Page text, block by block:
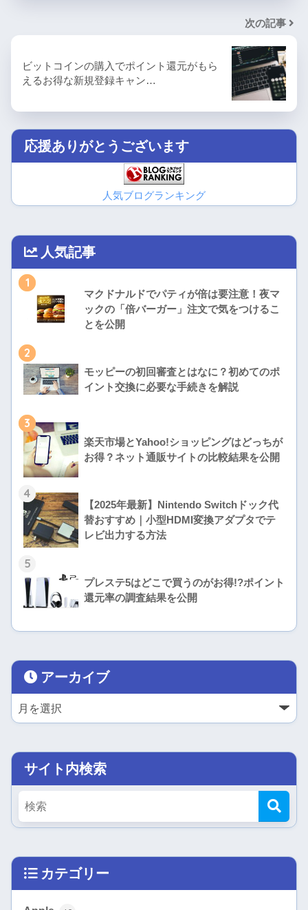
次の記事
ビットコインの購入でポイント還元がもら
えるお得な新規登録キャン…
応援ありがとうございます
人気ブログランキング
人気記事
1
マクドナルドでパティが倍は要注意！夜マ
ックの「倍バーガー」注文で気をつけるこ
とを公開
2
モッピーの初回審査とはなに？初めてのポ
イント交換に必要な手続きを解説
3
楽天市場とYahoo!ショッピングはどっちが
お得？ネット通販サイトの比較結果を公開
4
【2025年最新】Nintendo Switchドック代
替おすすめ｜小型HDMI変換アダプタでテ
レビ出力する方法
5
プレステ5はどこで買うのがお得!?ポイント
還元率の調査結果を公開
アーカイブ
サイト内検索
カテゴリー